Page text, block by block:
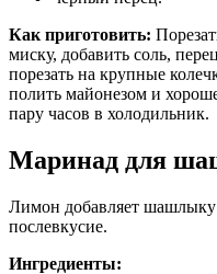
Как приготовить:
миску, добавить соль,
порезать на крупные
полить майонезом и
пару часов в холодильник.
Маринад для
Лимон добавляет
послевкусие.
Ингредиенты: